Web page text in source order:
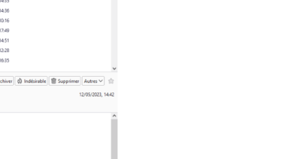
BlueMind
et partagés et d’une gestion des